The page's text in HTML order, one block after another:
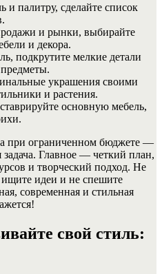
и палитру, сделайте список
и рынки, выбирайте
и декора.
подкрутите мелкие детали
предметы.
украшения своими
и растения.
основную мебель,
при ограниченном бюджете —
Главное — четкий план,
и творческий подход. Не
ищите идеи и не спешите
современная и стильная
свой стиль: